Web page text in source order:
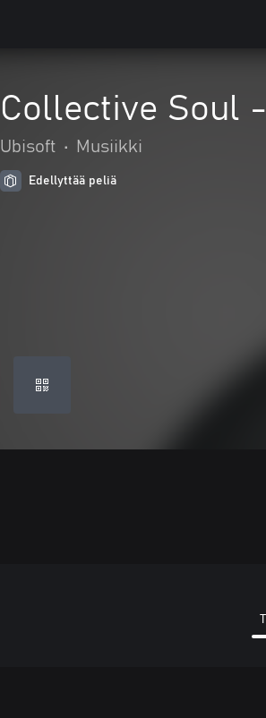
Collective Soul
Ubisoft • Musiikki
Edellyttää peliä